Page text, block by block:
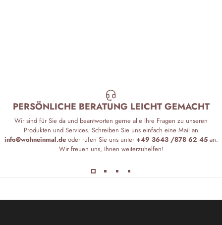
PERSÖNLICHE BERATUNG LEICHT GEMACHT
Wir sind für Sie da und beantworten gerne alle Ihre Fragen zu unseren
Produkten und Services. Schreiben Sie uns einfach eine Mail an
info@wohneinmal.deoder rufen Sie uns unter+49 3643 /878 62 45an.
Wir freuen uns, Ihnen weiterzuhelfen!